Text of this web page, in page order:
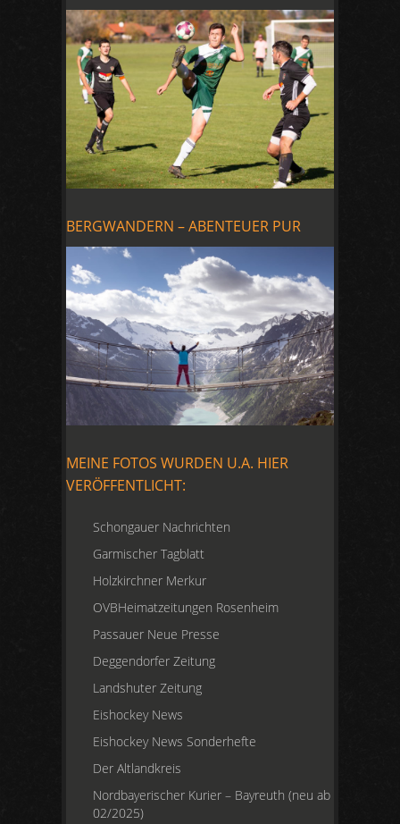
BERGWANDERN – ABENTEUER PUR
MEINE FOTOS WURDEN U.A. HIER
VERÖFFENTLICHT:
Schongauer Nachrichten
Garmischer Tagblatt
Holzkirchner Merkur
OVBHeimatzeitungen Rosenheim
Passauer Neue Presse
Deggendorfer Zeitung
Landshuter Zeitung
Eishockey News
Eishockey News Sonderhefte
Der Altlandkreis
Nordbayerischer Kurier – Bayreuth (neu ab
02/2025)